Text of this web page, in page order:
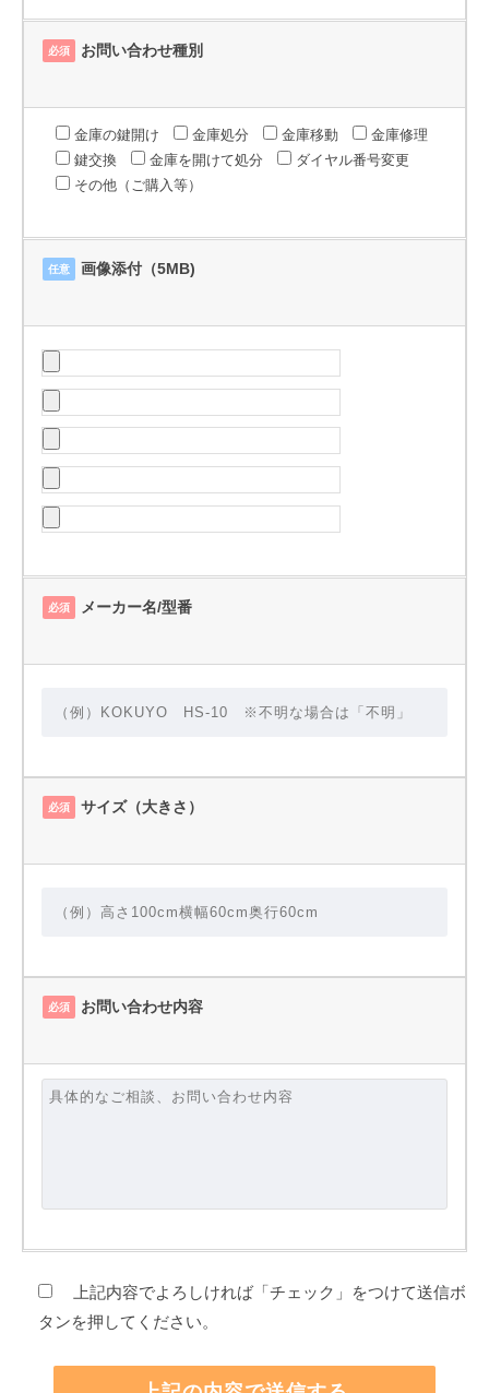
必須 お問い合わせ種別
金庫の鍵開け 金庫処分 金庫移動
金庫修理
鍵交換
金庫を開けて処分
ダイヤル番号変更
その他（ご購入等）
任意 画像添付（5MB)
必須 メーカー名/型番
必須 サイズ（大きさ）
必須 お問い合わせ内容
上記内容でよろしければ「チェック」をつけて送信ボ
タンを押してください。